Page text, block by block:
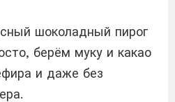
шоколадный пирог
берём муку и какао
и даже без